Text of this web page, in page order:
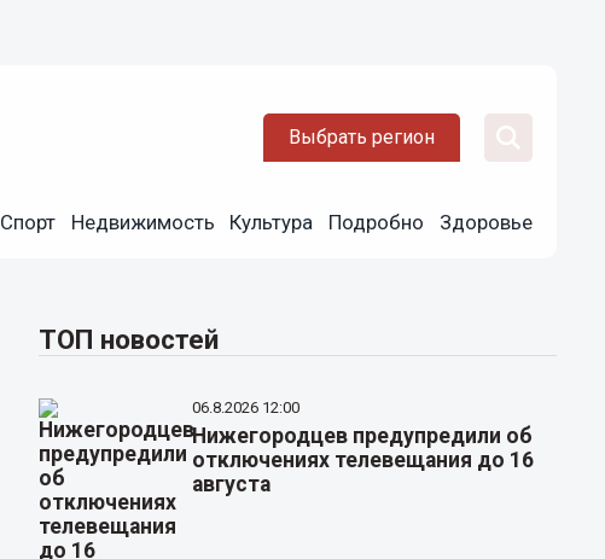
Выбрать регион
Спорт Недвижимость Культура Подробно Здоровье
ТОП новостей
06.8.2026 12:00
Нижегородцев предупредили об
отключениях телевещания до 16
августа